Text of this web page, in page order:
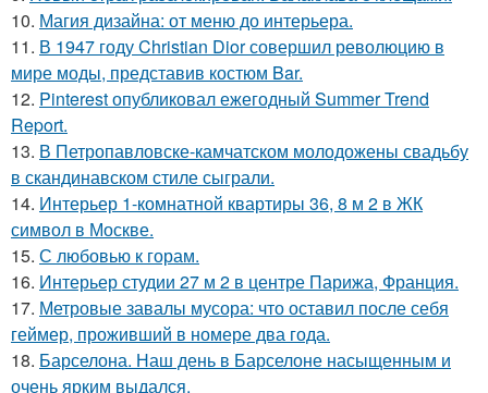
10. Магия дизайна: от меню до интерьера.
11. В 1947 году Christian Dior совершил революцию в
мире моды, представив костюм Bar.
12. Pinterest опубликовал ежегодный Summer Trend
Report.
13. В Петропавловске-камчатском молодожены свадьбу
в скандинавском стиле сыграли.
14. Интерьер 1-комнатной квартиры 36, 8 м 2 в ЖК
символ в Москве.
15. С любовью к горам.
16. Интерьер студии 27 м 2 в центре Парижа, Франция.
17. Метровые завалы мусора: что оставил после себя
геймер, проживший в номере два года.
18. Барселона. Наш день в Барселоне насыщенным и
очень ярким выдался.